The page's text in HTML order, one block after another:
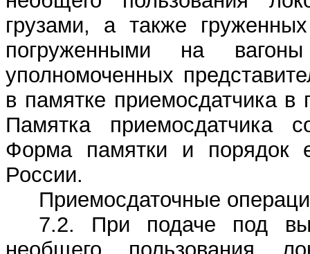
грузами, а также
погруженными на
уполномоченных
в памятке приемосдатчика
Памятка приемосдатчика
Форма памятки и порядок
России.
Приемосдаточные
7.2. При подаче под